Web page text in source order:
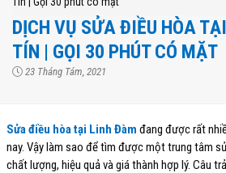
DỊCH VỤ SỬA ĐIỀU HÒA
TÍN | GỌI 30 PHÚT CÓ MẶT
23 Tháng Tám, 2021
Sửa điều hòa tại Linh Đàm đang được rất
nay. Vậy làm sao để tìm được một trung tâm
chất lượng, hiệu quả và giá thành hợp lý. Câu